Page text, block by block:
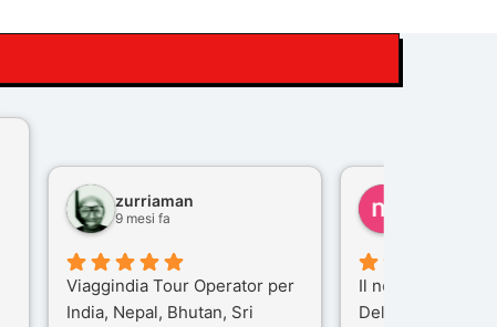
zurriaman
9 mesi fa
Viaggindia Tour Operator per
India, Nepal, Bhutan, Sri
Il nostro viaggio
Delhi e Varanasi